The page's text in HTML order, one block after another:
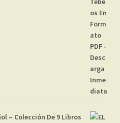
– Colección De 9 Libros